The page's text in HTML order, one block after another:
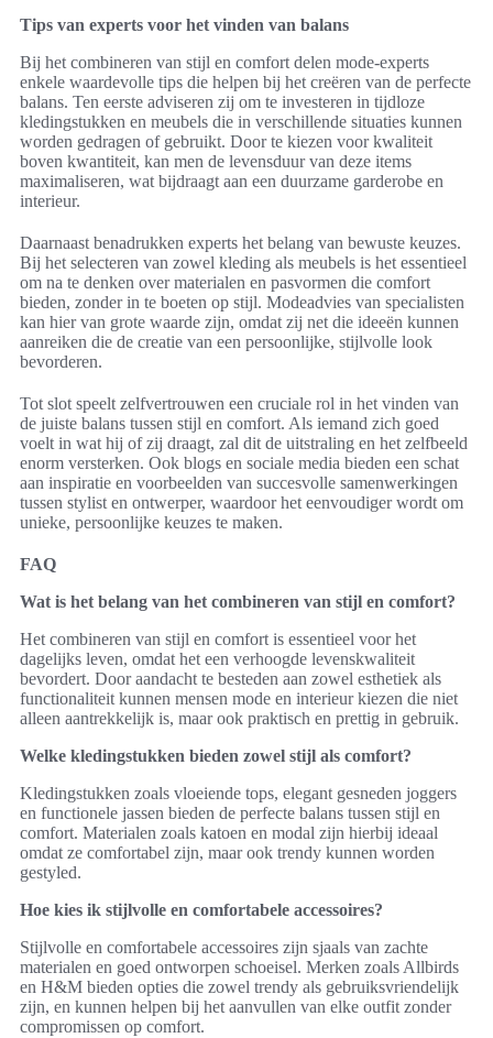
Tips van experts voor het vinden van balans
Bij het combineren van stijl en comfort delen mode-experts
enkele waardevolle tips die helpen bij het creëren van de perfecte
balans. Ten eerste adviseren zij om te investeren in tijdloze
kledingstukken en meubels die in verschillende situaties kunnen
worden gedragen of gebruikt. Door te kiezen voor kwaliteit
boven kwantiteit, kan men de levensduur van deze items
maximaliseren, wat bijdraagt aan een duurzame garderobe en
interieur.
Daarnaast benadrukken experts het belang van bewuste keuzes.
Bij het selecteren van zowel kleding als meubels is het essentieel
om na te denken over materialen en pasvormen die comfort
bieden, zonder in te boeten op stijl. Modeadvies van specialisten
kan hier van grote waarde zijn, omdat zij net die ideeën kunnen
aanreiken die de creatie van een persoonlijke, stijlvolle look
bevorderen.
Tot slot speelt zelfvertrouwen een cruciale rol in het vinden van
de juiste balans tussen stijl en comfort. Als iemand zich goed
voelt in wat hij of zij draagt, zal dit de uitstraling en het zelfbeeld
enorm versterken. Ook blogs en sociale media bieden een schat
aan inspiratie en voorbeelden van succesvolle samenwerkingen
tussen stylist en ontwerper, waardoor het eenvoudiger wordt om
unieke, persoonlijke keuzes te maken.
FAQ
Wat is het belang van het combineren van stijl en comfort?
Het combineren van stijl en comfort is essentieel voor het
dagelijks leven, omdat het een verhoogde levenskwaliteit
bevordert. Door aandacht te besteden aan zowel esthetiek als
functionaliteit kunnen mensen mode en interieur kiezen die niet
alleen aantrekkelijk is, maar ook praktisch en prettig in gebruik.
Welke kledingstukken bieden zowel stijl als comfort?
Kledingstukken zoals vloeiende tops, elegant gesneden joggers
en functionele jassen bieden de perfecte balans tussen stijl en
comfort. Materialen zoals katoen en modal zijn hierbij ideaal
omdat ze comfortabel zijn, maar ook trendy kunnen worden
gestyled.
Hoe kies ik stijlvolle en comfortabele accessoires?
Stijlvolle en comfortabele accessoires zijn sjaals van zachte
materialen en goed ontworpen schoeisel. Merken zoals Allbirds
en H&M bieden opties die zowel trendy als gebruiksvriendelijk
zijn, en kunnen helpen bij het aanvullen van elke outfit zonder
compromissen op comfort.